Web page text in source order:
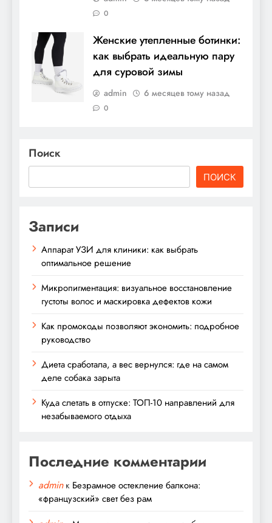
0
Женские утепленные ботинки:
как выбрать идеальную пару
для суровой зимы
admin 6 месяцев тому назад
0
Поиск
ПОИСК
Записи
Аппарат УЗИ для клиники: как выбрать
оптимальное решение
Микропигментация: визуальное восстановление
густоты волос и маскировка дефектов кожи
Как промокоды позволяют экономить: подробное
руководство
Диета сработала, а вес вернулся: где на самом
деле собака зарыта
Куда слетать в отпуске: ТОП-10 направлений для
незабываемого отдыха
Последние комментарии
adminк Безрамное остекление балкона:
«французский» свет без рам